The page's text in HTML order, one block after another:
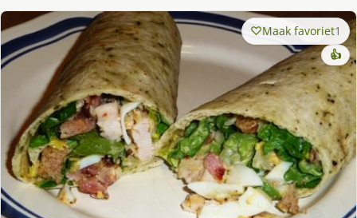
Maak favoriet1
👍